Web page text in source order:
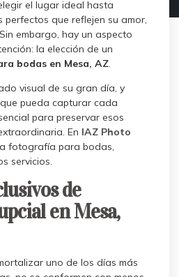
el lugar ideal hasta
perfectos que reflejen su amor,
embargo, hay un aspecto
la elección de un
bodas en Mesa, AZ.
visual de su gran día, y
pueda capturar cada
para preservar esos
En IAZ Photo
fotografía para bodas,
servicios.
de
en Mesa,
uno de los días más